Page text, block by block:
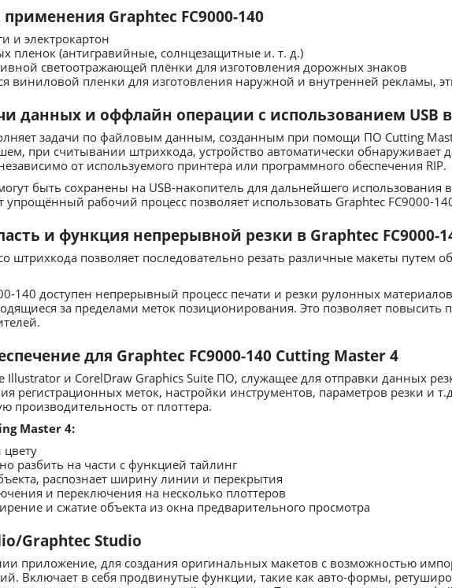
Graphtec FC9000-140
и электрокартон
пленок (антигравийные, солнцезащитные и. т. д.)
светоотражающей плёнки для изготовления дорожных знаков
виниловой пленки для изготовления наружной и внутренней рекламы,
данных и оффлайн операции с использованием USB в
задачи по файловым данным, созданным при помощи ПО Cutting
при считывании штрихкода, устройство автоматически
от используемого принтера или программного обеспечения RIP.
быть сохранены на USB-накопитель для дальнейшего
упрощённый рабочий процесс позволяет использовать Graphtec FC9000-
и функция непрерывной резки в Graphtec FC9000-
штрихкода позволяет последовательно резать различные макеты путем
140 доступен непрерывный процесс печати и резки рулонных
за пределами меток позиционирования. Это позволяет повысить
для Graphtec FC9000-140 Cutting Master 4
Illustrator и CorelDraw Graphics Suite ПО, служащее для отправки данных
регистрационных меток, настройки инструментов, параметров резки и
производительность от плоттера.
Master 4:
разбить на части с функцией тайлинг
распознает ширину линии и перекрытия
и переключения на несколько плоттеров
и сжатие объекта из окна предварительного просмотра
Graphtec Studio
приложение, для создания оригинальных макетов с возможностью
Включает в себя продвинутые функции, такие как авто-формы,